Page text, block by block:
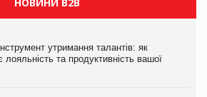
утримання талантів: як
та продуктивність вашої